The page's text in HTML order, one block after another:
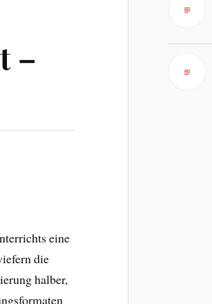
–
eine
die
halber,